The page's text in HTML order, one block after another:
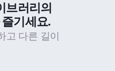
브러리의
기세요.
고 다른 길이